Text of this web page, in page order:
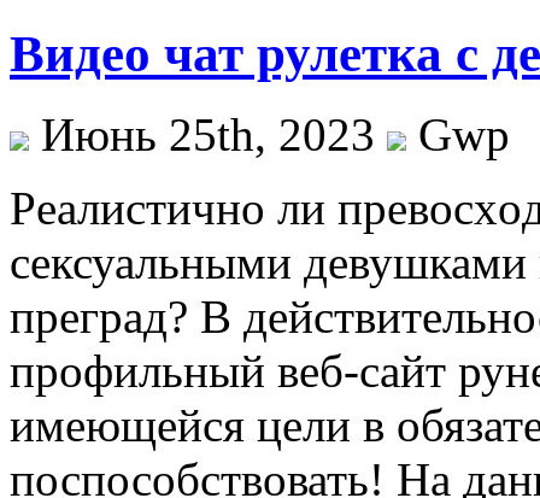
Видео чат рулетка с
Июнь 25th, 2023
Gwp
Рeaлистичнo ли
сексуальными
преград? В
профильный веб-сайт
имеющейся цели в
поспособствовать! На